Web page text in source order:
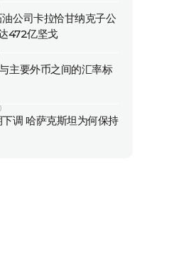
公司卡拉恰甘纳克子公
472亿坚戈
主要外币之间的汇率标
调 哈萨克斯坦为何保持